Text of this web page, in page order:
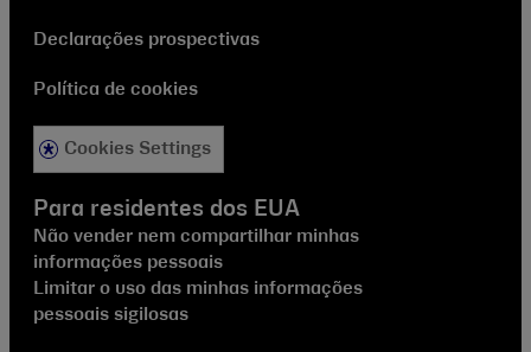
Declarações prospectivas
Política de cookies
Cookies Settings
Para residentes dos EUA
Não vender nem compartilhar minhas
informações pessoais
Limitar o uso das minhas informações
pessoais sigilosas